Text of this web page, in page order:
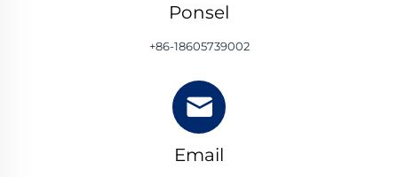
Ponsel
+86-18605739002
Email